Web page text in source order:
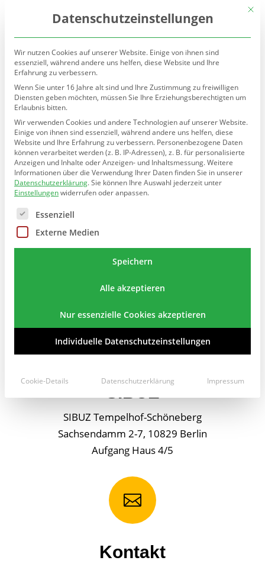
Seite wählen
Schulpsychologiedirekt vor Ort
In dem Gebäude unserer Schule befindet sich das
Schulpsychologische und Inklusionspädagogische
Beratungs- und Unterstützungszentrum Tempelhof-
Schöneberg.
Für uns zuständig ist unsere Schulpsychologin Frau Patitz,
vereinbart werden können.

SIBUZ Tempelhof-Schöneberg
Sachsendamm 2-7, 10829 Berlin
Aufgang Haus 4/5

Kontakt
Mit
Datenschutzeinstellungen
Wir nutzen Cookies auf unserer Website. Einige von ihnen sind
essenziell, während andere uns helfen, diese Website und Ihre
Erfahrung zu verbessern.
Wenn Sie unter 16 Jahre alt sind und Ihre Zustimmung zu freiwilligen
Diensten geben möchten, müssen Sie Ihre Erziehungsberechtigten um
Erlaubnis bitten.
Wir verwenden Cookies und andere Technologien auf unserer Website.
Einige von ihnen sind essenziell, während andere uns helfen, diese
Website und Ihre Erfahrung zu verbessern. Personenbezogene Daten
können verarbeitet werden (z. B. IP-Adressen), z. B. für personalisierte
Anzeigen und Inhalte oder Anzeigen- und Inhaltsmessung.Weitere
Informationen über die Verwendung Ihrer Daten finden Sie in unserer
Datenschutzerklärung.Sie können Ihre Auswahl jederzeit unter
Einstellungenwiderrufen oder anpassen.
Es folgt eine Liste der Service-Gruppen, für die eine
Essenziell
Externe Medien
Speichern
Alle akzeptieren
Nur essenzielle Cookies akzeptieren
Individuelle Datenschutzeinstellungen
Cookie-Details Datenschutzerklärung Impressum